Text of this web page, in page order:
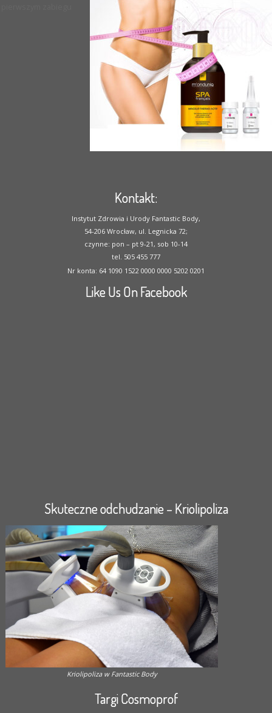
Kontakt:
Instytut Zdrowia i Urody Fantastic Body,
54-206 Wrocław, ul. Legnicka 72;
czynne: pon – pt 9-21, sob 10-14
tel. 505 455 777
Nr konta: 64 1090 1522 0000 0000 5202 0201
Like Us On Facebook
Skuteczne odchudzanie – Kriolipoliza
Kriolipoliza w Fantastic Body
Targi Cosmoprof